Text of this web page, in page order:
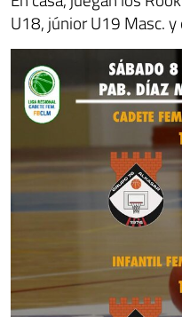
U18, júnior U19 Masc.